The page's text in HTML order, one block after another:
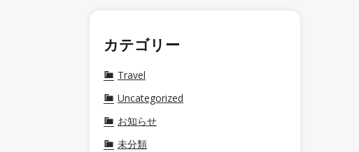
カテゴリー
Travel
Uncategorized
お知らせ
未分類